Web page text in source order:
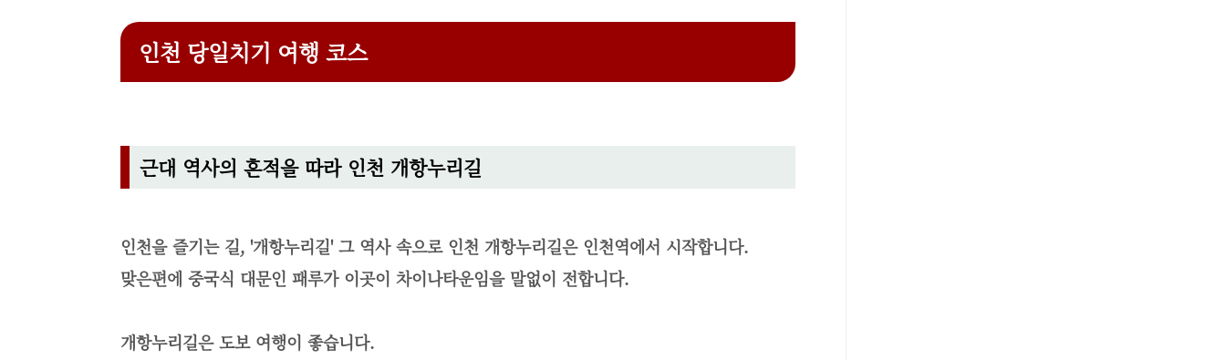
인천 당일치기 여행 코스
근대 역사의 흔적을 따라 인천 개항누리길
인천을 즐기는 길, '개항누리길' 그 역사 속으로 인천 개항누리길은 인천역에서 시작합니다.
맞은편에 중국식 대문인 패루가 이곳이 차이나타운임을 말없이 전합니다.
개항누리길은 도보 여행이 좋습니다.